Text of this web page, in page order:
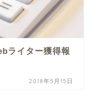
ライター獲得報
2018年5月15日